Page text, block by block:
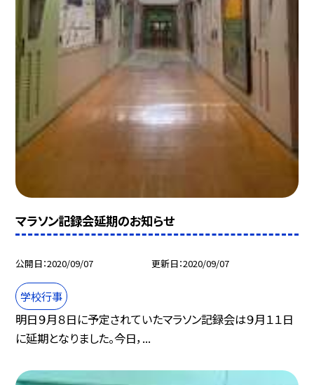
マラソン記録会延期のお知らせ
公開日 2020/09/07 更新日 2020/09/07
学校行事
明日９月８日に予定されていたマラソン記録会は９月１１日
に延期となりました。今日，...